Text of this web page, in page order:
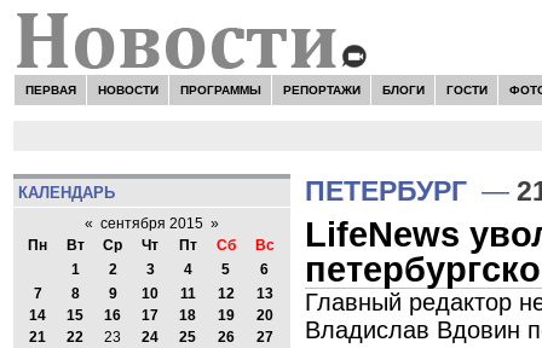
ПЕРВАЯ НОВОСТИ ПРОГРАММЫ РЕПОРТАЖИ БЛОГИ ГОСТИ
КАЛЕНДАРЬ
« сентября 2015 »
Пн
Вт Ср Чт Пт Сб
Вс
1
2 3 4 5
6
7
8 9 10 11 12
13
14
15 16 17 18 19
20
21
22 23 24 25 26
27
ПЕТЕРБУРГ —
LifeNews
Главный редактор
Владислав Вдовин